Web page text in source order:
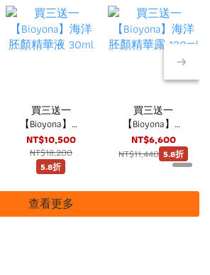
買三送一
【Bioyona】海
洋胚顏精華液
30ml
NT$10,500
NT$18,200
5.8折
買三送一
【Bioyona】海
洋胚顏精華露
120ml
NT$6,600
NT$11,440 5.8折
查看更多